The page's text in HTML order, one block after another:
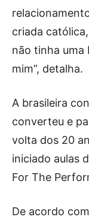
criada
não tinha uma
mim”, detalha.
A brasileira
converteu e
volta dos 20
iniciado aulas
For The
De acordo